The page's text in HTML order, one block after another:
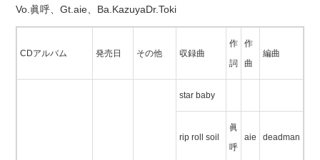
Vo.眞呼、Gt.aie、Ba.KazuyaDr.Toki
CDアルバム 発売日 その他 収録曲
作
詞
作
曲
編曲
star baby
rip roll soil
眞
呼
aie deadman